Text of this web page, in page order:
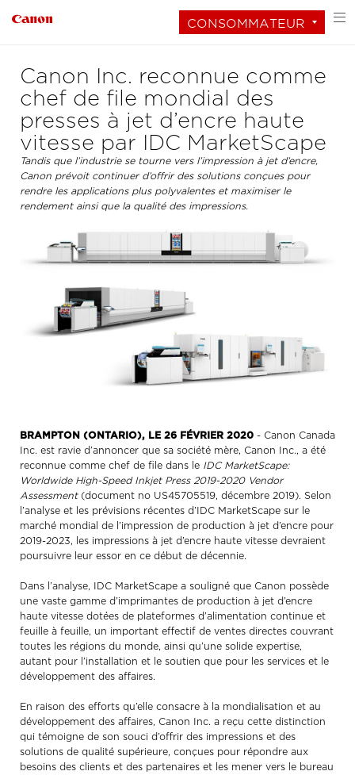
CONSOMMATEUR
Canon Inc. reconnue comme
chef de file mondial des
presses à jet d’encre haute
vitesse par IDC MarketScape
Tandis que l’industrie se tourne vers l’impression à jet d’encre,
Canon prévoit continuer d’offrir des solutions conçues pour
rendre les applications plus polyvalentes et maximiser le
rendement ainsi que la qualité des impressions.
BRAMPTON (ONTARIO), LE 26 FÉVRIER 2020 - Canon Canada
Inc. est ravie d’annoncer que sa société mère, Canon Inc., a été
reconnue comme chef de file dans le IDC MarketScape:
Worldwide High-Speed Inkjet Press 2019-2020 Vendor
Assessment(document no US45705519, décembre 2019). Selon
l’analyse et les prévisions récentes d’IDC MarketScape sur le
marché mondial de l’impression de production à jet d’encre pour
2019-2023, les impressions à jet d’encre haute vitesse devraient
poursuivre leur essor en ce début de décennie.
Dans l’analyse, IDC MarketScape a souligné que Canon possède
une vaste gamme d’imprimantes de production à jet d’encre
haute vitesse dotées de plateformes d’alimentation continue et
feuille à feuille, un important effectif de ventes directes couvrant
toutes les régions du monde, ainsi qu’une solide expertise,
autant pour l’installation et le soutien que pour les services et le
développement des affaires.
En raison des efforts qu’elle consacre à la mondialisation et au
développement des affaires, Canon Inc. a reçu cette distinction
qui témoigne de son souci d’offrir des impressions et des
solutions de qualité supérieure, conçues pour répondre aux
besoins des clients et des partenaires et les mener vers le bureau